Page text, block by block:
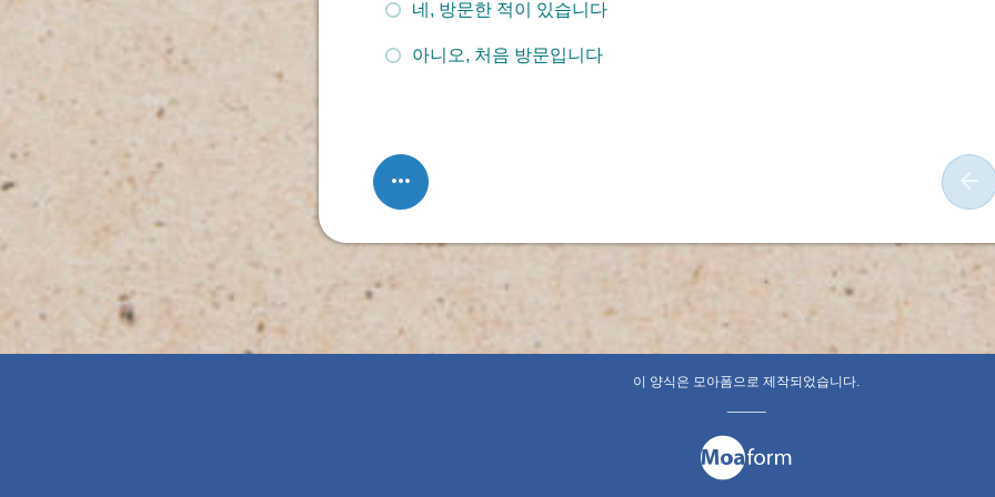
네, 방문한 적이 있습니다
아니오, 처음 방문입니다
이 양식은 모아폼으로 제작되었습니다.